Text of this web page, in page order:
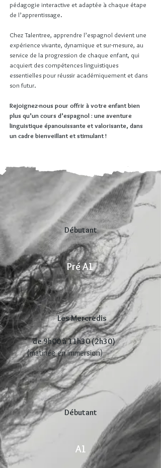
pédagogie interactive et adaptée à chaque étape
de l’apprentissage.
Chez Talentree, apprendre l’espagnol devient une
expérience vivante, dynamique et sur-mesure, au
service de la progression de chaque enfant, qui
acquiert des compétences linguistiques
essentielles pour réussir académiquement et dans
son futur.
Rejoignez-nous pour offrir à votre enfant bien
plus qu’un cours d’espagnol : une aventure
linguistique épanouissante et valorisante, dans
un cadre bienveillant et stimulant !
Pré A1
Les Mercredis
de 9h00 à 11h30 (2h30)
(matinée en immersion)
Débutant
A1
Débutant